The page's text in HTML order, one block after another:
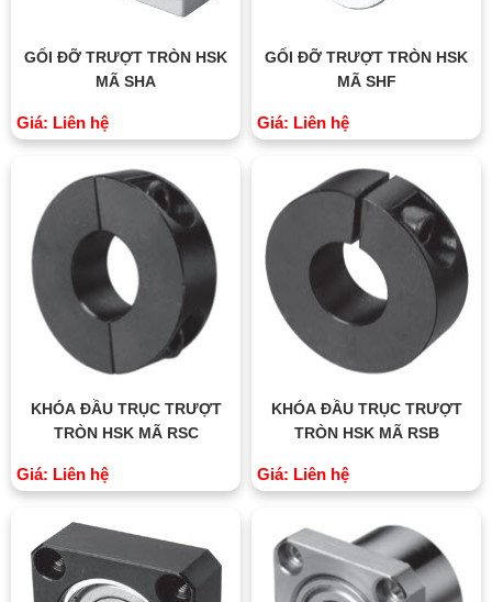
GỐI ĐỠ TRƯỢT TRÒN HSK
MÃ SHA
Giá: Liên hệ
GỐI ĐỠ TRƯỢT TRÒN HSK
MÃ SHF
Giá: Liên hệ
KHÓA ĐẦU TRỤC TRƯỢT
TRÒN HSK MÃ RSC
Giá: Liên hệ
KHÓA ĐẦU TRỤC TRƯỢT
TRÒN HSK MÃ RSB
Giá: Liên hệ